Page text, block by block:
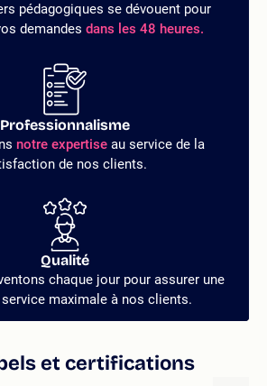
pédagogiques se dévouent pour
demandes dans les 48 heures.
Professionnalisme
notre expertiseau service de la
de nos clients.
Qualité
chaque jour pour assurer une
maximale à nos clients.
et certifications